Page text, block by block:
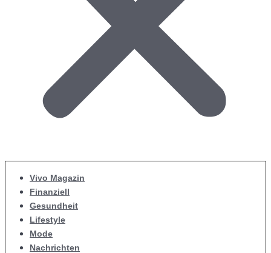
Vivo Magazin
Finanziell
Gesundheit
Lifestyle
Mode
Nachrichten